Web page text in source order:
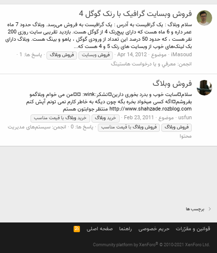
فروش وبسایت گرافیک با رنک گوگل 4
سلام وبلاگ : یک گرافیست به آدرس : یک گرافیست به فروش می‌رسد. وبلاگ حدود 7 ماه
عمر داره و 6 ماه هست که دارای پیج‌رنک 4 از گوگل هست. بازدید تقریبی سایت روزی 200
نفر هست ، که حدود 50 درصد این تعداد از ورودی گوگل ، یاهو و بینگ هست. وبلاگ دارای
بک لینک‌های خوب از وبسایت های رنک 5 و 4 هست که...
iMasoud
موضوع Apr 14, 2012 فروش وبسایت فروش وبلاگ
پاسخ ها: 1
انجمن: معرفي و يا درخواست هاستينگ
فروش وبلاگ
سلام¤سایت خوب و بدرد بخوری دارین¤تشکر:wink: ¤¤من می خوام وبلاگمو
بفروشم¤اگه کسی میخواد بخره بگه چون دیگه به خاطر کارم نمی تونم آپش کنم
http://www.shahzade.rozblog.com منتظر جوابتون هستم
usfun موضوع Feb 23, 2011 خرید وبلاگ خرید وبلاگ با قیمت مناسب
فروش وبلاگ فروش وبلاگ با قیمت مناسب پاسخ ها: 0 انجمن: سیستم‌های مدیریت
محتوا
برچسب ها
قوانین و مقرّرات حریم خصوصی راهنما صفحه اصلی
R
S
Community platform by XenForo® © 2010-2021 XenForo Ltd.